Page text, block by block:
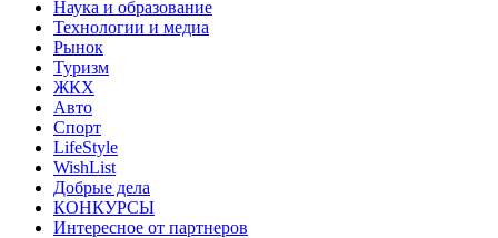
Наука и образование
Технологии и медиа
Рынок
Туризм
ЖКХ
Авто
Спорт
LifeStyle
WishList
Добрые дела
КОНКУРСЫ
Интересное от партнеров